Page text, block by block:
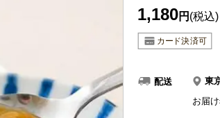
1,180円 (税込)
配送 東
お届